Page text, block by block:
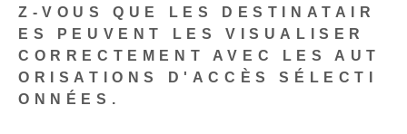
Z-VOUS QUE LES DESTINATAIR
ES PEUVENT LES VISUALISER
CORRECTEMENT AVEC LES AUT
ORISATIONS D'ACCÈS SÉLECTI
ONNÉES.